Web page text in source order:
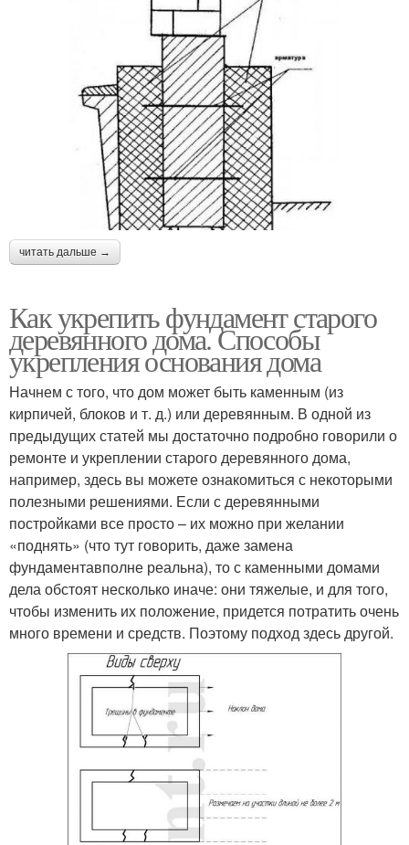
читать дальше →
Как укрепить фундамент старого
деревянного дома. Способы
укрепления основания дома
Начнем с того, что дом может быть каменным (из
кирпичей, блоков и т. д.) или деревянным. В одной из
предыдущих статей мы достаточно подробно говорили о
ремонте и укреплении старого деревянного дома,
например, здесь вы можете ознакомиться с некоторыми
полезными решениями. Если с деревянными
постройками все просто – их можно при желании
«поднять» (что тут говорить, даже замена
фундаментавполне реальна), то с каменными домами
дела обстоят несколько иначе: они тяжелые, и для того,
чтобы изменить их положение, придется потратить очень
много времени и средств. Поэтому подход здесь другой.